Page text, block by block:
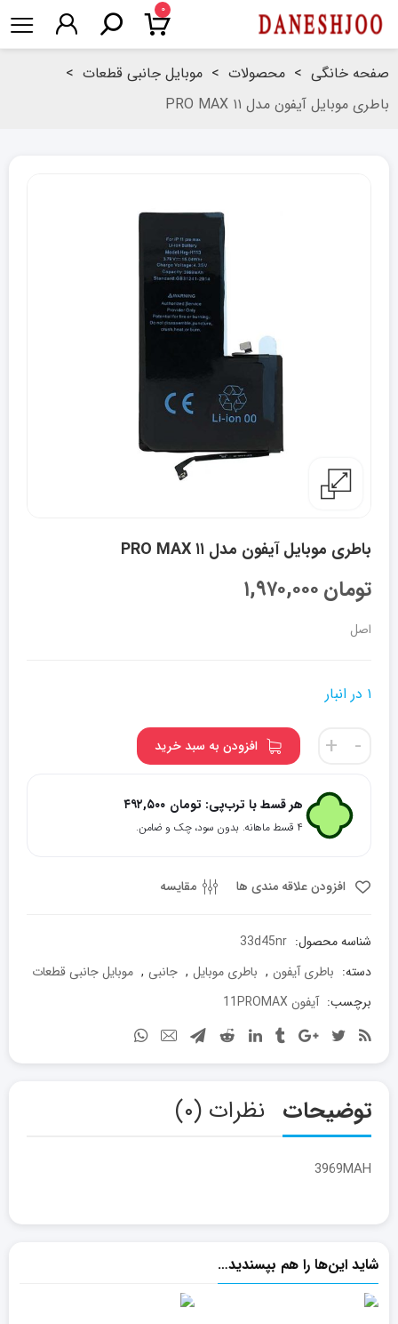
۰
صفحه خانگی > محصولات > موبایل جانبی قطعات >
باطری موبایل آیفون مدل ۱۱ PRO MAX
باطری موبایل آیفون مدل ۱۱ PRO MAX
۱,۹۷۰,۰۰۰تومان
اصل
۱ در انبار
-
باطری
موبایل
مدل
11
PRO
عدد
+ افزودن به سبد خرید
هر قسط با ترب‌پی: ۴۹۲,۵۰۰ تومان
۴ قسط ماهانه. بدون سود، چک و ضامن.
افزودن علاقه مندی ها مقایسه
شناسه محصول: 33d45nr
دسته: باطری آیفون , باطری موبایل , جانبی , موبایل جانبی قطعات
برچسب: آیفون 11PROMAX
توضیحات نظرات (۰)
3969MAH
شاید این‌ها را هم بپسندید…